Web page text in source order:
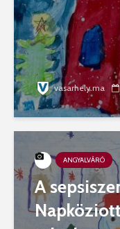
vasarhely.ma
ANGYALVÁRÓ
A